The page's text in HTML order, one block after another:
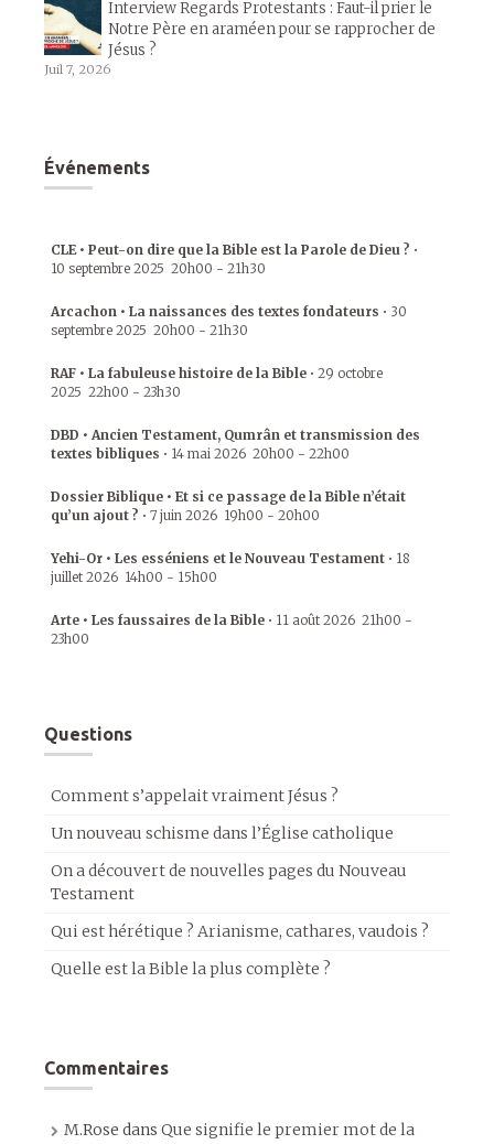
Interview Regards Protestants : Faut-il prier le
Notre Père en araméen pour se rapprocher de
Jésus ?
Juil 7, 2026
Événements
CLE • Peut-on dire que la Bible est la Parole de Dieu ? •
10 septembre 2025 20h00 - 21h30
Arcachon • La naissances des textes fondateurs • 30
septembre 2025 20h00 - 21h30
RAF • La fabuleuse histoire de la Bible • 29 octobre
2025 22h00 - 23h30
DBD • Ancien Testament, Qumrân et transmission des
textes bibliques • 14 mai 2026 20h00 - 22h00
Dossier Biblique • Et si ce passage de la Bible n’était
qu’un ajout ? • 7 juin 2026 19h00 - 20h00
Yehi-Or • Les esséniens et le Nouveau Testament • 18
juillet 2026 14h00 - 15h00
Arte • Les faussaires de la Bible • 11 août 2026 21h00 -
23h00
Questions
Comment s’appelait vraiment Jésus ?
Un nouveau schisme dans l’Église catholique
On a découvert de nouvelles pages du Nouveau
Testament
Qui est hérétique ? Arianisme, cathares, vaudois ?
Quelle est la Bible la plus complète ?
Commentaires
M.Rose dans Que signifie le premier mot de la